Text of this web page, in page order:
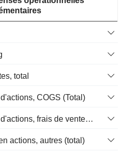
total
COGS (Total)
Rémunération à base d'actions, frais de vente et d'administration (total)
actions, autres (total)